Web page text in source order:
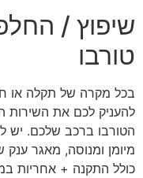
שיפוץ /
טורבו
בכל מקרה של תקלה או
להעניק לכם את השירות
הטורבו ברכב שלכם. יש
מיומן ומנוסה, מאגר ענק
כולל התקנה + אחריות